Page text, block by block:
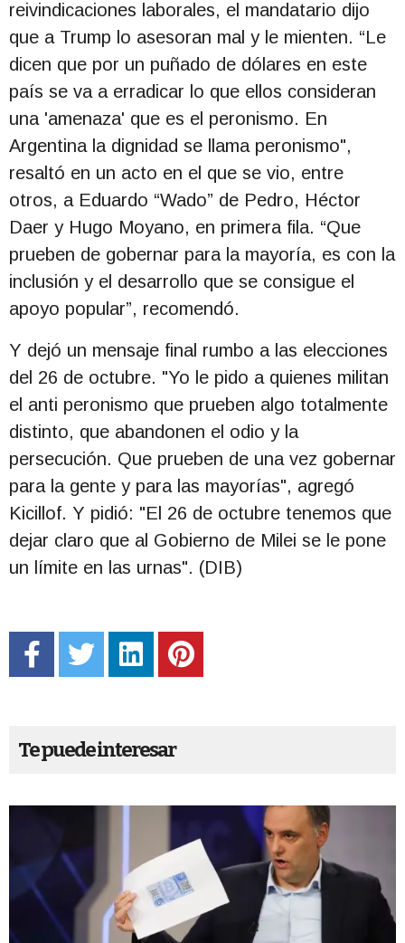
reivindicaciones laborales, el mandatario dijo
que a Trump lo asesoran mal y le mienten. “Le
dicen que por un puñado de dólares en este
país se va a erradicar lo que ellos consideran
una 'amenaza' que es el peronismo. En
Argentina la dignidad se llama peronismo",
resaltó en un acto en el que se vio, entre
otros, a Eduardo “Wado” de Pedro, Héctor
Daer y Hugo Moyano, en primera fila. “Que
prueben de gobernar para la mayoría, es con la
inclusión y el desarrollo que se consigue el
apoyo popular”, recomendó.
Y dejó un mensaje final rumbo a las elecciones
del 26 de octubre. "Yo le pido a quienes militan
el anti peronismo que prueben algo totalmente
distinto, que abandonen el odio y la
persecución. Que prueben de una vez gobernar
para la gente y para las mayorías", agregó
Kicillof. Y pidió: "El 26 de octubre tenemos que
dejar claro que al Gobierno de Milei se le pone
un límite en las urnas". (DIB)
Te puede interesar